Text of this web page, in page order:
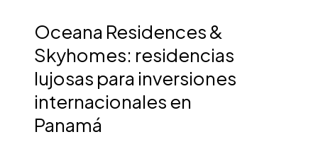
Oceana Residences &
Skyhomes: residencias
lujosas para inversiones
internacionales en
Panamá